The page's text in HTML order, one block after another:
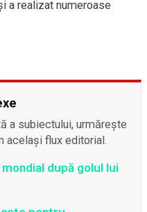
a realizat numeroase
a subiectului, urmărește
același flux editorial.
după golul lui